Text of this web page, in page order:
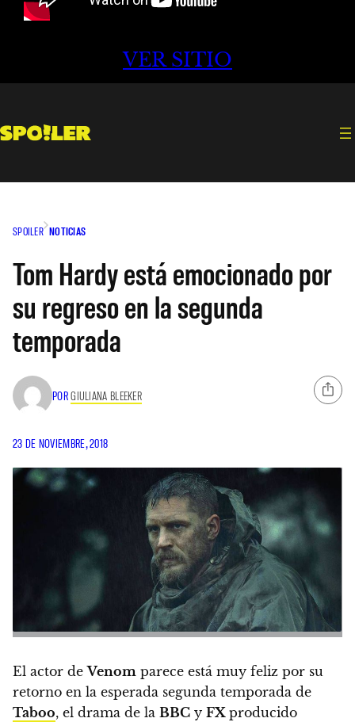
VER SITIO
SPOILER NOTICIAS
Tom Hardy está emocionado por
su regreso en la segunda
temporada
PORGIULIANA BLEEKER
23 DE NOVIEMBRE, 2018
El actor deVenom parece está muy feliz por su
retorno en la esperada segunda temporada de
Taboo, el drama de la BBC y FX producido